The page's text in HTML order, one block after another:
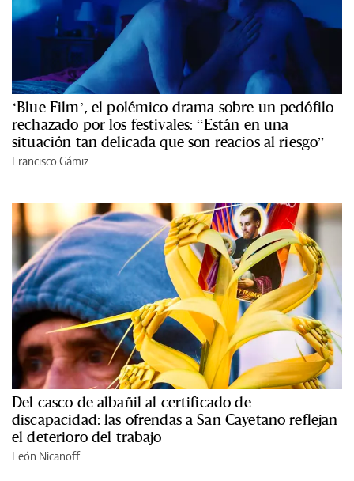
‘Blue Film’, el polémico drama sobre un pedófilo
rechazado por los festivales: “Están en una
situación tan delicada que son reacios al riesgo”
Francisco Gámiz
Del casco de albañil al certificado de
discapacidad: las ofrendas a San Cayetano reflejan
el deterioro del trabajo
León Nicanoff